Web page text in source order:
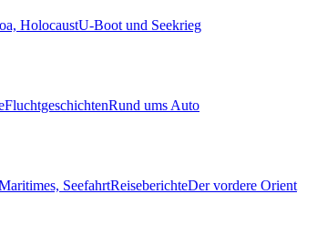
HolocaustU-Boot und Seekrieg
FluchtgeschichtenRund ums Auto
SeefahrtReiseberichteDer vordere Orient